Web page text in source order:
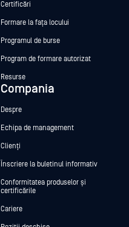
Certificări
Formare la fața locului
Programul de burse
Program de formare autorizat
Resurse
Compania
Despre
Echipa de management
Clienți
Înscriere la buletinul informativ
Conformitatea produselor și
certificările
Cariere